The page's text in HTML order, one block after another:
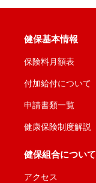
健保基本情報
保険料月額表
付加給付について
申請書類一覧
健康保険制度解説
健保組合について
アクセス